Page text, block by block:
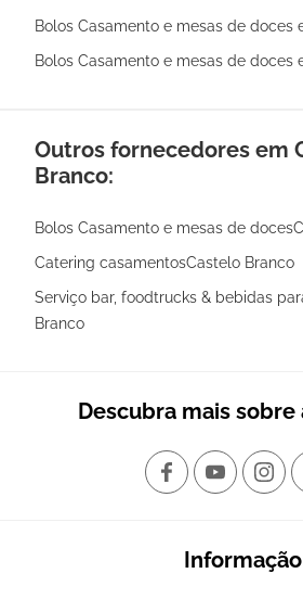
Bolos Casamento e mesas de doces
Bolos Casamento e mesas de doces
Outros fornecedores em
Branco:
Bolos Casamento e mesas de
Catering casamentosCastelo Branco
Serviço bar, foodtrucks & bebidas
Branco
Descubra mais sobre
Informação